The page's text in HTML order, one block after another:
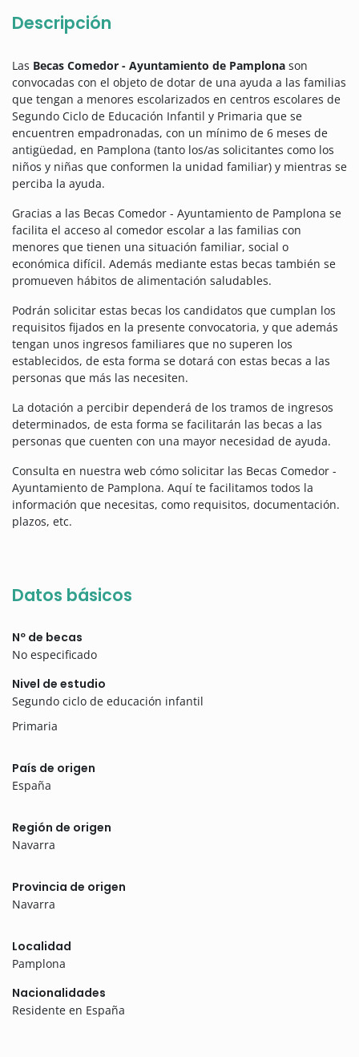
Descripción
Las Becas Comedor - Ayuntamiento de Pamplona son
convocadas con el objeto de dotar de una ayuda a las familias
que tengan a menores escolarizados en centros escolares de
Segundo Ciclo de Educación Infantil y Primaria que se
encuentren empadronadas, con un mínimo de 6 meses de
antigüedad, en Pamplona (tanto los/as solicitantes como los
niños y niñas que conformen la unidad familiar) y mientras se
perciba la ayuda.
Gracias a las Becas Comedor - Ayuntamiento de Pamplona se
facilita el acceso al comedor escolar a las familias con
menores que tienen una situación familiar, social o
económica difícil. Además mediante estas becas también se
promueven hábitos de alimentación saludables.
Podrán solicitar estas becas los candidatos que cumplan los
requisitos fijados en la presente convocatoria, y que además
tengan unos ingresos familiares que no superen los
establecidos, de esta forma se dotará con estas becas a las
personas que más las necesiten.
La dotación a percibir dependerá de los tramos de ingresos
determinados, de esta forma se facilitarán las becas a las
personas que cuenten con una mayor necesidad de ayuda.
Consulta en nuestra web cómo solicitar las Becas Comedor -
Ayuntamiento de Pamplona. Aquí te facilitamos todos la
información que necesitas, como requisitos, documentación.
plazos, etc.
Datos básicos
Nº de becas
No especificado
Nivel de estudio
Segundo ciclo de educación infantil
Primaria
País de origen
España
Región de origen
Navarra
Provincia de origen
Navarra
Localidad
Pamplona
Nacionalidades
Residente en España